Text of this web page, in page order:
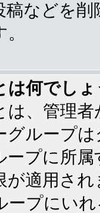
稿などを
は何でし
は、管理
グループ
ープに所
が適用さ
ープにい